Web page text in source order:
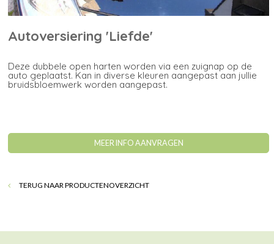
Autoversiering 'Liefde'
Deze dubbele open harten worden via een zuignap op de
auto geplaatst. Kan in diverse kleuren aangepast aan jullie
bruidsbloemwerk worden aangepast.
MEER INFO AANVRAGEN
TERUG NAAR PRODUCTENOVERZICHT